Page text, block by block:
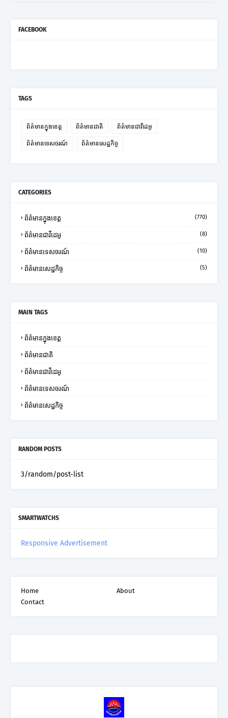
FACEBOOK
TAGS
ព័ត៌មានក្នុងខេត្ត ព័ត៌មានជាតិ ព័ត៌មានជាវីដេអូ
ព័ត៌មានទេសចរណ៍ ព័ត៌មានសេដ្ឋកិច្ច
CATEGORIES
ព័ត៌មានក្នុងខេត្ត (770)
ព័ត៌មានជាវីដេអូ (8)
ព័ត៌មានទេសចរណ៍ (10)
ព័ត៌មានសេដ្ឋកិច្ច (5)
MAIN TAGS
ព័ត៌មានក្នុងខេត្ត
ព័ត៌មានជាតិ
ព័ត៌មានជាវីដេអូ
ព័ត៌មានទេសចរណ៍
ព័ត៌មានសេដ្ឋកិច្ច
RANDOM POSTS
3/random/post-list
SMARTWATCHS
Responsive Advertisement
Home
About
Contact